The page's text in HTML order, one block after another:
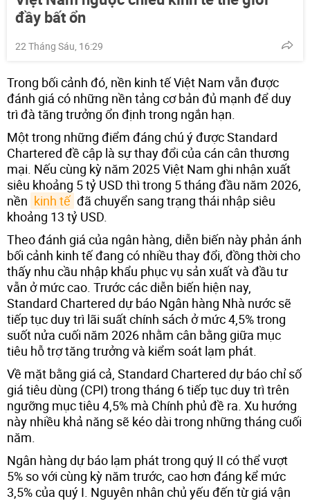
đầy bất ổn
22 Tháng Sáu, 16:29
Trong bối cảnh đó, nền kinh tế Việt Nam vẫn được
đánh giá có những nền tảng cơ bản đủ mạnh để duy
trì đà tăng trưởng ổn định trong ngắn hạn.
Một trong những điểm đáng chú ý được Standard
Chartered đề cập là sự thay đổi của cán cân thương
mại. Nếu cùng kỳ năm 2025 Việt Nam ghi nhận xuất
siêu khoảng 5 tỷ USD thì trong 5 tháng đầu năm 2026,
nền kinh tế đã chuyển sang trạng thái nhập siêu
khoảng 13 tỷ USD.
Theo đánh giá của ngân hàng, diễn biến này phản ánh
bối cảnh kinh tế đang có nhiều thay đổi, đồng thời cho
thấy nhu cầu nhập khẩu phục vụ sản xuất và đầu tư
vẫn ở mức cao. Trước các diễn biến hiện nay,
Standard Chartered dự báo Ngân hàng Nhà nước sẽ
tiếp tục duy trì lãi suất chính sách ở mức 4,5% trong
suốt nửa cuối năm 2026 nhằm cân bằng giữa mục
tiêu hỗ trợ tăng trưởng và kiểm soát lạm phát.
Về mặt bằng giá cả, Standard Chartered dự báo chỉ số
giá tiêu dùng (CPI) trong tháng 6 tiếp tục duy trì trên
ngưỡng mục tiêu 4,5% mà Chính phủ đề ra. Xu hướng
này nhiều khả năng sẽ kéo dài trong những tháng cuối
năm.
Ngân hàng dự báo lạm phát trong quý II có thể vượt
5% so với cùng kỳ năm trước, cao hơn đáng kể mức
3,5% của quý I. Nguyên nhân chủ yếu đến từ giá vận